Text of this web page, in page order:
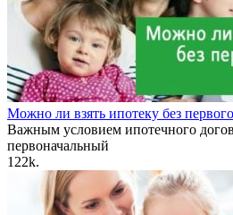
Можно ли взять ипотеку без
Важным условием ипотечного
первоначальный
1 22k.